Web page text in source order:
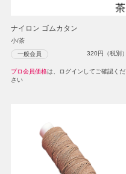
ナイロン ゴムカタン
小/茶
一般会員 320円（税別）
プロ会員価格は、ログインしてご確認くだ
さい